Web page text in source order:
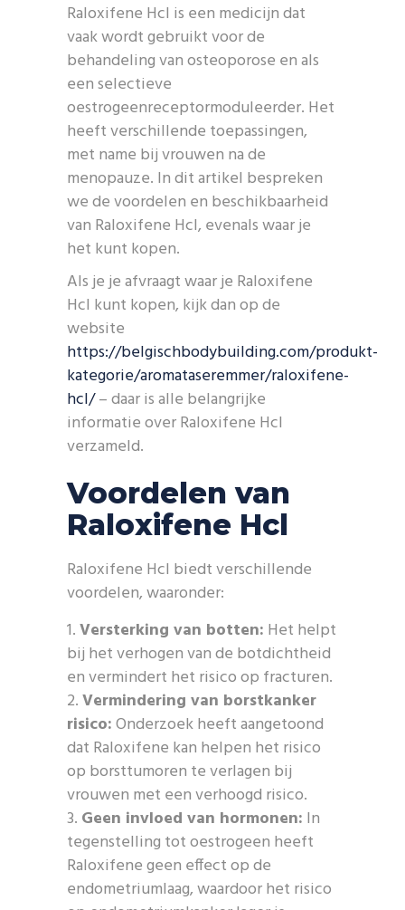
Raloxifene Hcl is een medicijn dat
vaak wordt gebruikt voor de
behandeling van osteoporose en als
een selectieve
oestrogeenreceptormoduleerder. Het
heeft verschillende toepassingen,
met name bij vrouwen na de
menopauze. In dit artikel bespreken
we de voordelen en beschikbaarheid
van Raloxifene Hcl, evenals waar je
het kunt kopen.
Als je je afvraagt ​​waar je Raloxifene
Hcl kunt kopen, kijk dan op de
website
https://belgischbodybuilding.com/produkt-
kategorie/aromataseremmer/raloxifene-
hcl/– daar is alle belangrijke
informatie over Raloxifene Hcl
verzameld.
Voordelen van
Raloxifene Hcl
Raloxifene Hcl biedt verschillende
voordelen, waaronder:
Versterking van botten: Het helpt
bij het verhogen van de botdichtheid
en vermindert het risico op fracturen.
Vermindering van borstkanker
risico:Onderzoek heeft aangetoond
dat Raloxifene kan helpen het risico
op borsttumoren te verlagen bij
vrouwen met een verhoogd risico.
Geen invloed van hormonen: In
tegenstelling tot oestrogeen heeft
Raloxifene geen effect op de
endometriumlaag, waardoor het risico